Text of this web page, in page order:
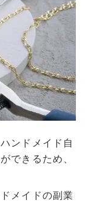
ンドメイド自
できるため、
メイドの副業